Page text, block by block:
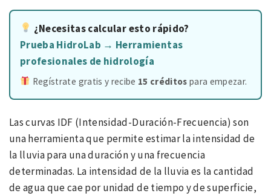
¿Necesitas calcular esto rápido?
Prueba HidroLab → Herramientas
profesionales de hidrología
Regístrate gratis y recibe 15 créditos para empezar.
Las curvas IDF (Intensidad-Duración-Frecuencia) son
una herramienta que permite estimar la intensidad de
la lluvia para una duración y una frecuencia
determinadas. La intensidad de la lluvia es la cantidad
de agua que cae por unidad de tiempo y de superficie,